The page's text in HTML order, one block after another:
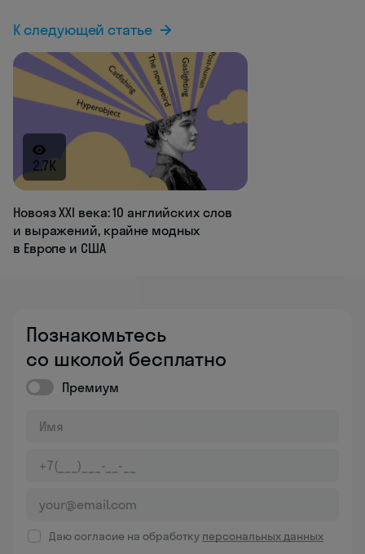
К следующей статье
2.7K
Новояз XXI века: 10 английских слов
и выражений, крайне модных
в Европе и США
Познакомьтесь
со школой бесплатно
Премиум
Даю согласие на обработку персональных данных